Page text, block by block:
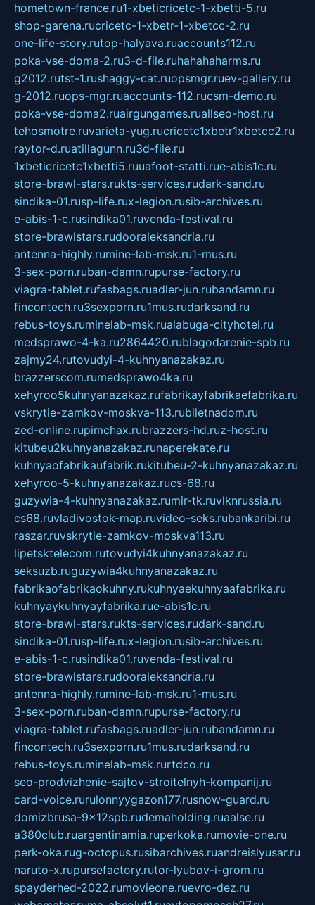
hometown-france.ru1-xbeticricetc-1-xbetti-5.ru
shop-garena.rucricetc-1-xbetr-1-xbetcc-2.ru
one-life-story.rutop-halyava.ruaccounts112.ru
poka-vse-doma-2.ru3-d-file.ruhahahaharms.ru
g2012.rutst-1.rushaggy-cat.ruopsmgr.ruev-gallery.ru
g-2012.ruops-mgr.ruaccounts-112.rucsm-demo.ru
poka-vse-doma2.ruairgungames.ruallseo-host.ru
tehosmotre.ruvarieta-yug.rucricetc1xbetr1xbetcc2.ru
raytor-d.ruatillagunn.ru3d-file.ru
1xbeticricetc1xbetti5.ruuafoot-statti.rue-abis1c.ru
store-brawl-stars.rukts-services.rudark-sand.ru
sindika-01.rusp-life.rux-legion.rusib-archives.ru
e-abis-1-c.rusindika01.ruvenda-festival.ru
store-brawlstars.rudooraleksandria.ru
antenna-highly.rumine-lab-msk.ru1-mus.ru
3-sex-porn.ruban-damn.rupurse-factory.ru
viagra-tablet.rufasbags.ruadler-jun.rubandamn.ru
fincontech.ru3sexporn.ru1mus.rudarksand.ru
rebus-toys.ruminelab-msk.rualabuga-cityhotel.ru
medsprawo-4-ka.ru2864420.rublagodarenie-spb.ru
zajmy24.rutovudyi-4-kuhnyanazakaz.ru
brazzerscom.rumedsprawo4ka.ru
xehyroo5kuhnyanazakaz.rufabrikayfabrikaefabrika.ru
vskrytie-zamkov-moskva-113.rubiletnadom.ru
zed-online.rupimchax.rubrazzers-hd.ruz-host.ru
kitubeu2kuhnyanazakaz.runaperekate.ru
kuhnyaofabrikaufabrik.rukitubeu-2-kuhnyanazakaz.ru
xehyroo-5-kuhnyanazakaz.rucs-68.ru
guzywia-4-kuhnyanazakaz.rumir-tk.ruvlknrussia.ru
cs68.ruvladivostok-map.ruvideo-seks.rubankaribi.ru
raszar.ruvskrytie-zamkov-moskva113.ru
lipetsktelecom.rutovudyi4kuhnyanazakaz.ru
seksuzb.ruguzywia4kuhnyanazakaz.ru
fabrikaofabrikaokuhny.rukuhnyaekuhnyaafabrika.ru
kuhnyaykuhnyayfabrika.rue-abis1c.ru
store-brawl-stars.rukts-services.rudark-sand.ru
sindika-01.rusp-life.rux-legion.rusib-archives.ru
e-abis-1-c.rusindika01.ruvenda-festival.ru
store-brawlstars.rudooraleksandria.ru
antenna-highly.rumine-lab-msk.ru1-mus.ru
3-sex-porn.ruban-damn.rupurse-factory.ru
viagra-tablet.rufasbags.ruadler-jun.rubandamn.ru
fincontech.ru3sexporn.ru1mus.rudarksand.ru
rebus-toys.ruminelab-msk.rurtdco.ru
seo-prodvizhenie-sajtov-stroitelnyh-kompanij.ru
card-voice.rurulonnyygazon177.rusnow-guard.ru
domizbrusa-9x12spb.rudemaholding.ruaalse.ru
a380club.ruargentinamia.ruperkoka.rumovie-one.ru
perk-oka.rug-octopus.rusibarchives.ruandreislyusar.ru
naruto-x.rupursefactory.rutor-lyubov-i-grom.ru
spayderhed-2022.rumovieone.ruevro-dez.ru